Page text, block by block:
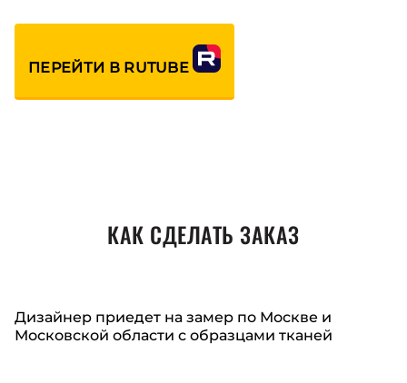
ПЕРЕЙТИ В RUTUBE
КАК СДЕЛАТЬ ЗАКАЗ
Дизайнер приедет на замер по Москве и
Московской области с образцами тканей